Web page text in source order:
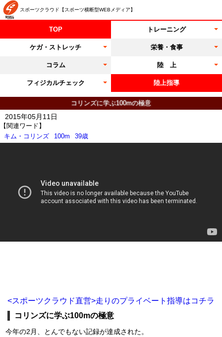
スポーツクラウド【スポーツ横断型WEBメディア】
TOP トレーニング
ケガ・ストレッチ 栄養・食事
コラム 陸 上
フィジカルチェック 陸上指導
コリンズに学ぶ100mの極意
【関連ワード】
キム・コリンズ
100m 39歳
2015年05月11日
<スポーツクラウド直営>走りのプライベート指導はコチラ
コリンズに学ぶ100mの極意
今年の2月、とんでもない記録が達成された。